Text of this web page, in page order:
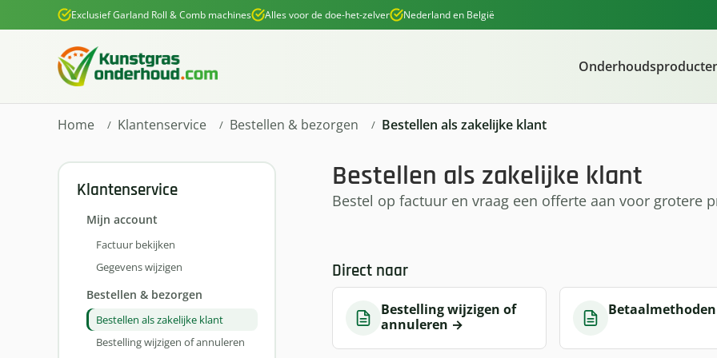
naar de hoofdinhoud
Ga naar de zoekopdracht
Ga naar de hoofdnavigatie
Exclusief Garland Roll & Comb machines Alles voor de doe-het-zelver Nederland en België
Home Klantenservice Bestellen & bezorgen Bestellen als zakelijke klant
Klantenservice
Mijn account
Factuur bekijken
Gegevens wijzigen
Bestellen & bezorgen
Bestellen als zakelijke klant
Bestelling wijzigen of annuleren
Bestellen als zakelijke klant
Bestel op factuur en vraag een offerte aan voor grotere
Direct naar
Bestelling wijzigen of
annuleren →
Betaalmethoden